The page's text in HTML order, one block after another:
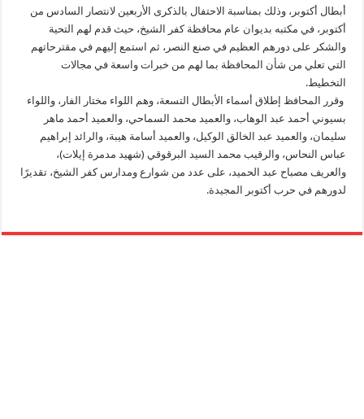
أبطال أكتوبر، وذلك بمناسبة الاحتفال بالذكرى الأربعين لانتصار السادس من
أكتوبر، في مكتبه بديوان عام محافظة كفر الشيخ، حيث قدم لهم التحية
والشكر على دورهم العظيم في صنع النصر، ثم استمع إليهم في مقترحاتهم
التي تعلي من شأن المحافظة بما لهم من خبرات واسعة في مجالات
التخطيط.
وقرر المحافظ إطلاق أسماء الأبطال التسعة، وهم اللواء مختار الفار، واللواء
بسيوني أحمد عبد الوهاب، والعميد محمد السماحي، والعميد أحمد ماهر
سليمان، والعميد عبد الخالق الوكيل، والعميد أسامة هيبة، والرائد إبراهيم
عباس النحاس، والرقيب محمد السيد البرقوقي (شهيد مدمرة إيلات)،
والعريف مصباح عبد الحميد، على عدد من شوارع ومدارس كفر الشيخ، تقديرًا
لدورهم في حرب أكتوبر المجيدة.